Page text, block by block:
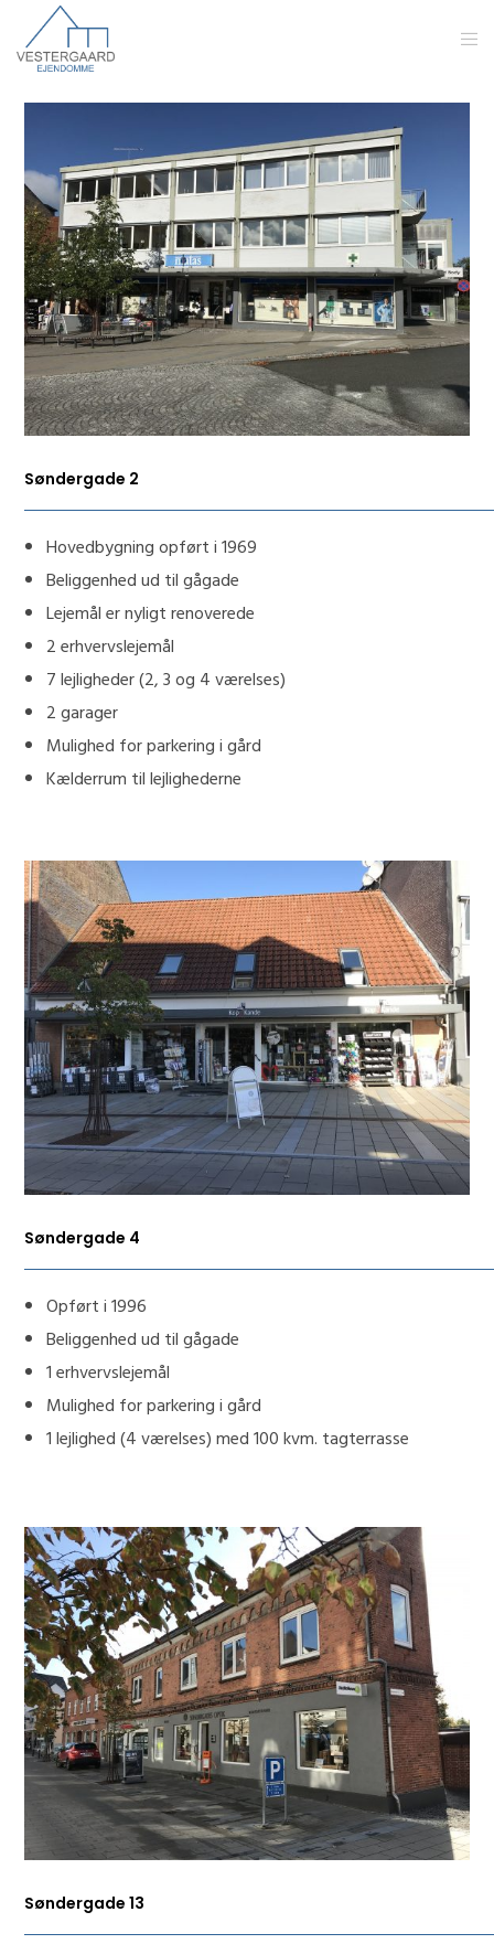
Søndergade 2
Hovedbygning opført i 1969
Beliggenhed ud til gågade
Lejemål er nyligt renoverede
2 erhvervslejemål
7 lejligheder (2, 3 og 4 værelses)
2 garager
Mulighed for parkering i gård
Kælderrum til lejlighederne
Søndergade 4
Opført i 1996
Beliggenhed ud til gågade
1 erhvervslejemål
Mulighed for parkering i gård
1 lejlighed (4 værelses) med 100 kvm. tagterrasse
Søndergade 13